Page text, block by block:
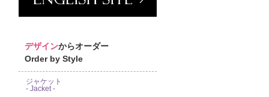
デザインからオーダー
Order by Style
ジャケット
- Jacket -